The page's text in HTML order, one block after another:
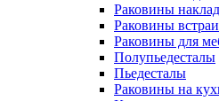
Раковины
Раковины
Раковины для
Полупьедесталы
Пьедесталы
Раковины на